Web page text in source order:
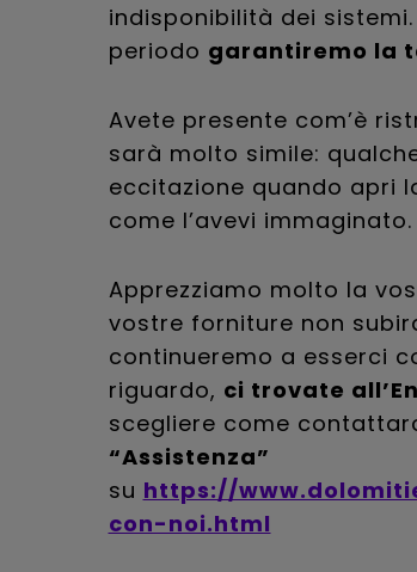
indisponibilità dei
periodo garantiremo la
Avete presente com’è
sarà molto simile:
eccitazione quando apri
come l’avevi immaginato.
Apprezziamo molto la
vostre forniture non
continueremo a esserci
riguardo, ci trovate
scegliere come
“Assistenza”
su https://
con-noi.html